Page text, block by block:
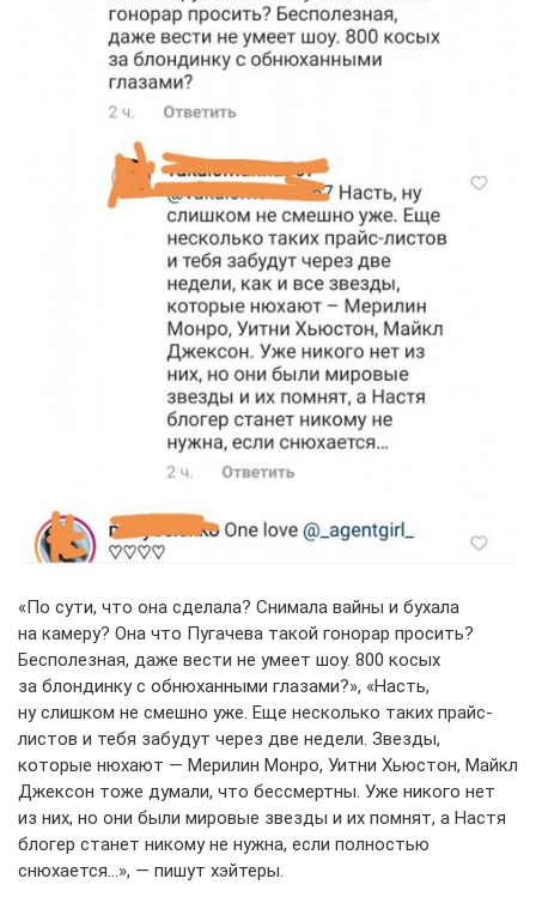
«По сути, что она сделала? Снимала вайны и бухала
на камеру? Она что Пугачева такой гонорар просить?
Бесполезная, даже вести не умеет шоу. 800 косых
за блондинку с обнюханными глазами?», «Насть,
ну слишком не смешно уже. Еще несколько таких прайс-
листов и тебя забудут через две недели. Звезды,
которые нюхают — Мерилин Монро, Уитни Хьюстон, Майкл
Джексон тоже думали, что бессмертны. Уже никого нет
из них, но они были мировые звезды и их помнят, а Настя
блогер станет никому не нужна, если полностью
снюхается…», — пишут хэйтеры.